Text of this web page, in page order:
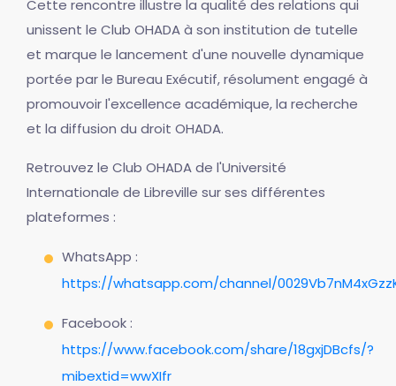
Cette rencontre illustre la qualité des relations qui
unissent le Club OHADA à son institution de tutelle
et marque le lancement d'une nouvelle dynamique
portée par le Bureau Exécutif, résolument engagé à
promouvoir l'excellence académique, la recherche
et la diffusion du droit OHADA.
Retrouvez le Club OHADA de l'Université
Internationale de Libreville sur ses différentes
plateformes :
WhatsApp :
https://whatsapp.com/channel/
Facebook :
https://www.facebook.com/share/18gxjDBcfs/?
mibextid=wwXIfr